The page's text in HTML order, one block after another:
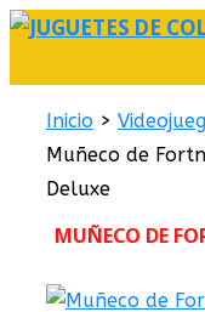
Saltar
contenido
Inicio >
Muñeco de
Deluxe
MUÑECO DE